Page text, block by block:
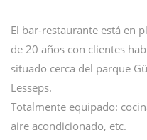
El bar-restaurante está en
de 20 años con clientes
situado cerca del parque
Lesseps.
Totalmente equipado:
aire acondicionado, etc.